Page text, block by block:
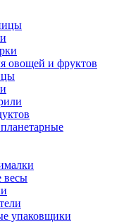
овощей и фруктов
весы
упаковщики